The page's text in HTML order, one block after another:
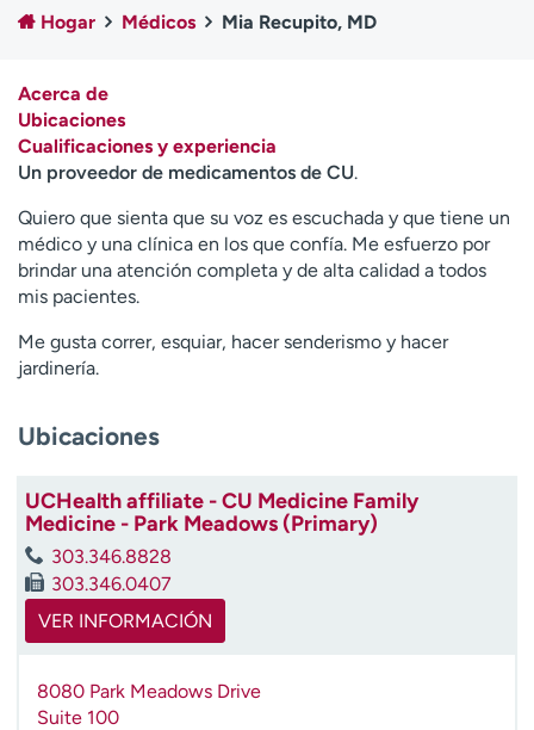
Atención a medios de
comunicación
Contáctenos Noticias e historias
A
y
ú
d
m
e
e
n
o
n
a
Hogar Médicos Mia Recupito, MD
Acerca de
Ubicaciones
Cualificaciones y experiencia
Un proveedor de medicamentos de CU.
Quiero que sienta que su voz es escuchada y que tiene un
médico y una clínica en los que confía. Me esfuerzo por
brindar una atención completa y de alta calidad a todos
mis pacientes.
Me gusta correr, esquiar, hacer senderismo y hacer
jardinería.
Ubicaciones
UCHealth affiliate - CU Medicine Family
Medicine - Park Meadows (Primary)
303.346.8828
303.346.0407
VER INFORMACIÓN
8080 Park Meadows Drive
Suite 100